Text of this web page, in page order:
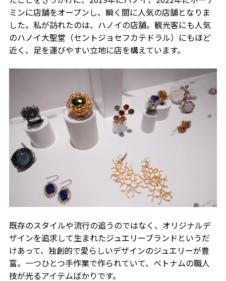
ミンに店舗をオープンし、瞬く間に人気の店舗となりま
した。私が訪れたのは、ハノイの店舗。観光客にも人気
のハノイ大聖堂（セントジョセフカテドラル）にもほど
近く、足を運びやすい立地に店を構えています。
既存のスタイルや流行の追うのではなく、オリジナルデ
ザインを追求して生まれたジュエリーブランドというだ
けあって、独創的で愛らしいデザインのジュエリーが豊
富。一つひとつ手作業で作られていて、ベトナムの職人
技が光るアイテムばかりです。